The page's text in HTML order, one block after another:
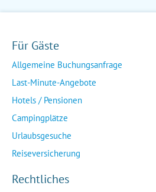
Für Gäste
Allgemeine Buchungsanfrage
Last-Minute-Angebote
Hotels / Pensionen
Campingplätze
Urlaubsgesuche
Reiseversicherung
Rechtliches